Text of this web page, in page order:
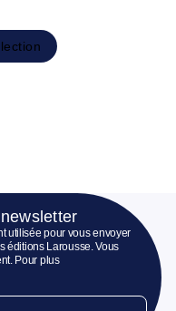
utilisée pour vous envoyer
éditions Larousse. Vous
Pour plus